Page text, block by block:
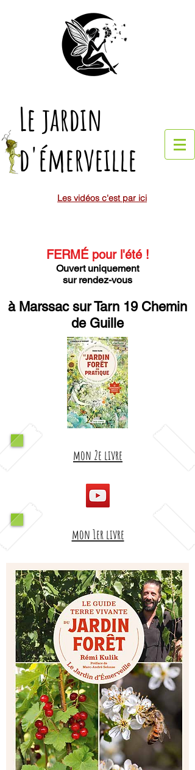
Le jardin
d'émerveille
Les vidéos c'est par ici
FERMÉ pour l'été!
Ouvert uniquement
sur rendez-vous
à Marssac sur Tarn 19 Chemin
de Guille
mon 2e livre
mon 1er livre